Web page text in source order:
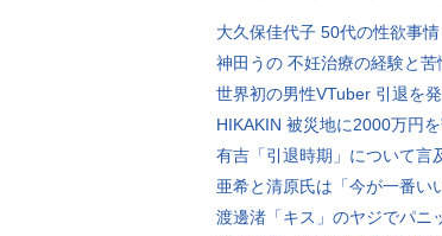
大久保佳代子 50代の性欲事情
神田うの 不妊治療の経験と苦
世界初の男性VTuber 引退を
HIKAKIN 被災地に2000万円
有吉「引退時期」について言
亜希と清原氏は「今が一番い
渡邊渚「キス」のヤジでパニ